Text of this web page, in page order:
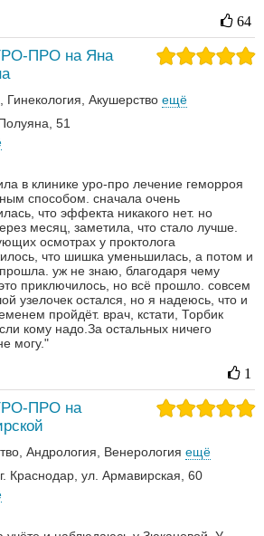
64
ПРО на Яна
Гинекология Акушерство ещё
51
в клинике уро-про лечение геморроя
способом. сначала очень
что эффекта никакого нет. но
месяц, заметила, что стало лучше.
осмотрах у проктолога
что шишка уменьшилась, а потом и
уж не знаю, благодаря чему
приключилось, но всё прошло. совсем
узелочек остался, но я надеюсь, что и
пройдёт. врач, кстати, Торбик
кому надо.За остальных ничего
могу."
1
ПРО на
Андрология‎ Венерология‎ ещё
Краснодар, ул. Армавирская, 60